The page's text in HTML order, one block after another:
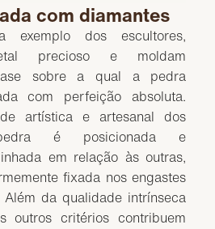
com diamantes
exemplo dos escultores,
precioso e moldam
sobre a qual a pedra
com perfeição absoluta.
artística e artesanal dos
é posicionada e
em relação às outras,
fixada nos engastes
da qualidade intrínseca
outros critérios contribuem